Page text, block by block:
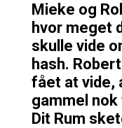
Mieke og
hvor meget
skulle vide
hash.
fået at vide,
gammel
Dit Rum